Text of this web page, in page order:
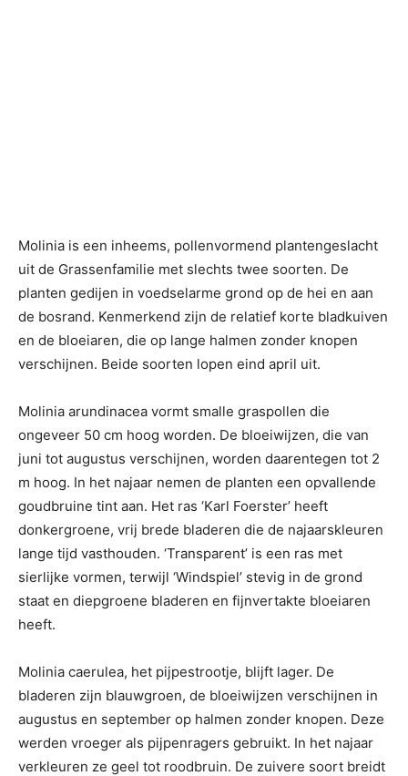
Molinia is een inheems, pollenvormend plantengeslacht
uit de Grassenfamilie met slechts twee soorten. De
planten gedijen in voedselarme grond op de hei en aan
de bosrand. Kenmerkend zijn de relatief korte bladkuiven
en de bloeiaren, die op lange halmen zonder knopen
verschijnen. Beide soorten lopen eind april uit.
Molinia arundinacea vormt smalle graspollen die
ongeveer 50 cm hoog worden. De bloeiwijzen, die van
juni tot augustus verschijnen, worden daarentegen tot 2
m hoog. In het najaar nemen de planten een opvallende
goudbruine tint aan. Het ras ‘Karl Foerster’ heeft
donkergroene, vrij brede bladeren die de najaarskleuren
lange tijd vasthouden. ‘Transparent’ is een ras met
sierlijke vormen, terwijl ‘Windspiel’ stevig in de grond
staat en diepgroene bladeren en fijnvertakte bloeiaren
heeft.
Molinia caerulea, het pijpestrootje, blijft lager. De
bladeren zijn blauwgroen, de bloeiwijzen verschijnen in
augustus en september op halmen zonder knopen. Deze
werden vroeger als pijpenragers gebruikt. In het najaar
verkleuren ze geel tot roodbruin. De zuivere soort breidt